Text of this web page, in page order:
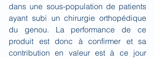
dans une sous-population de patients
ayant subi un chirurgie orthopédique
du genou. La performance de ce
produit est donc à confirmer et sa
contribution en valeur est à ce jour